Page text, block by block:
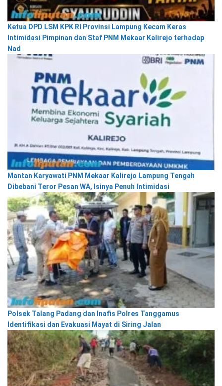
Ketua DPD LSM KPK RI Provinsi Lampung Kecam Keras
Intimidasi Pimpinan dan Staf PNM Mekaar Kalirejo terhadap
Nad
Mantan Karyawati PNM Mekaar Kalirejo Lampung Tengah
Dibebani Teror Pesan WA, Isinya Penuh Intimidasi
Polsek Talang Padang dan Inafis Polres Tanggamus
Identifikasi dan Evakuasi Mayat di Siring Jalan